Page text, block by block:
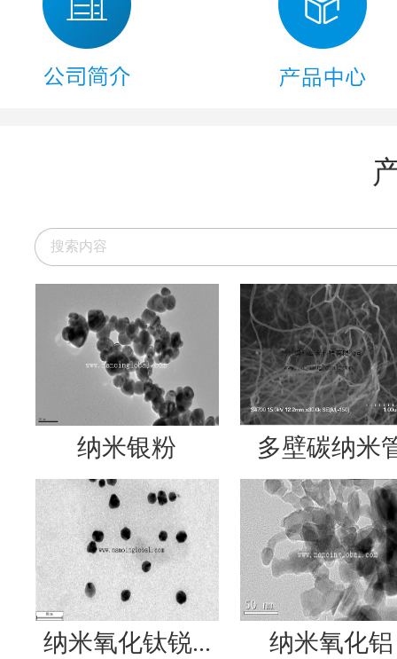
纳米银粉 多壁碳纳米
纳米氧化钛锐... 纳米氧化铝